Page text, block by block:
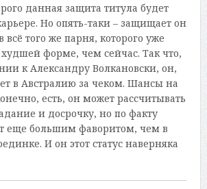
данная защита титула будет
Но опять-таки – защищает он
всё того же парня, которого уже
форме, чем сейчас. Так что,
к Александру Волкановски, он,
в Австралию за чеком. Шансы на
есть, он может рассчитывать
и досрочку, но по факту
еще большим фаворитом, чем в
И он этот статус наверняка